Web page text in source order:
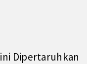
Dipertaruhkan